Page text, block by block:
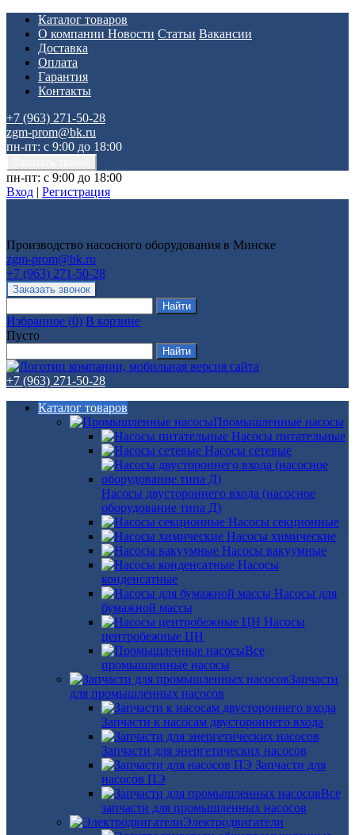
Каталог товаров
О компании Новости Статьи Вакансии
Доставка
Оплата
Гарантия
Контакты
+7 (963) 271-50-28
zgm-prom@bk.ru
пн-пт: с 9:00 до 18:00
пн-пт: с 9:00 до 18:00
Вход | Регистрация
Производство насосного оборудования в Минске
zgm-prom@bk.ru
+7 (963) 271-50-28
Избранное (0) В корзине
Пусто
+7 (963) 271-50-28
Каталог товаров
Промышленные насосы
Насосы питательные
Насосы сетевые
Насосы двустороннего входа (насосное
оборудование типа Д)
Насосы секционные
Насосы химические
Насосы вакуумные
Насосы
конденсатные
Насосы для
бумажной массы
Насосы
центробежные ЦН
Все
промышленные насосы
Запчасти
для промышленных насосов
Запчасти к насосам двустороннего входа
Запчасти для энергетических насосов
Запчасти для
насосов ПЭ
Все
запчасти для промышленных насосов
Электродвигатели